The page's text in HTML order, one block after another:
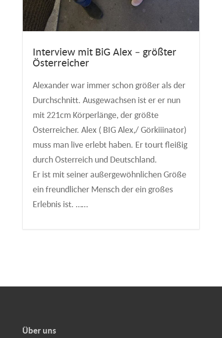
Interview mit BiG Alex – größter
Österreicher
Alexander war immer schon größer als der
Durchschnitt. Ausgewachsen ist er er nun
mit 221cm Körperlänge, der größte
Österreicher. Alex ( BIG Alex,/ Görkiiinator)
muss man live erlebt haben. Er tourt fleißig
durch Österreich und Deutschland.
Er ist mit seiner außergewöhnlichen Größe
ein freundlicher Mensch der ein großes
Erlebnis ist. ……
Über uns